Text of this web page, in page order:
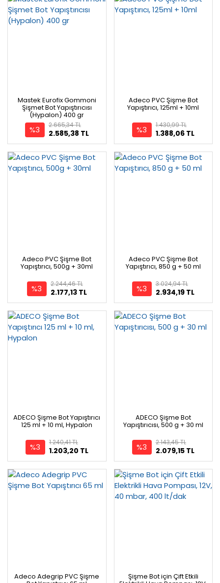
Mastek Eurofix Gommoni
Şişmet Bot Yapıştırıcısı
(Hypalon) 400 gr
%3 2.585,38 TL
2.665,34 TL
Adeco PVC Şişme Bot
Yapıştırıcı, 125ml + 10ml
%3 1.388,06 TL
1.430,99 TL
Adeco PVC Şişme Bot
Yapıştırıcı, 500g + 30ml
%3 2.177,13 TL
2.244,46 TL
Adeco PVC Şişme Bot
Yapıştırıcı, 850 g + 50 ml
%3 2.934,19 TL
3.024,94 TL
ADECO Şişme Bot Yapıştırıcı
125 ml + 10 ml, Hypalon
%3 1.203,20 TL
1.240,41 TL
ADECO Şişme Bot
Yapıştırıcısı, 500 g + 30 ml
%3 2.079,15 TL
2.143,45 TL
Adeco Adegrip PVC Şişme Şişme Bot için Çift Etkili